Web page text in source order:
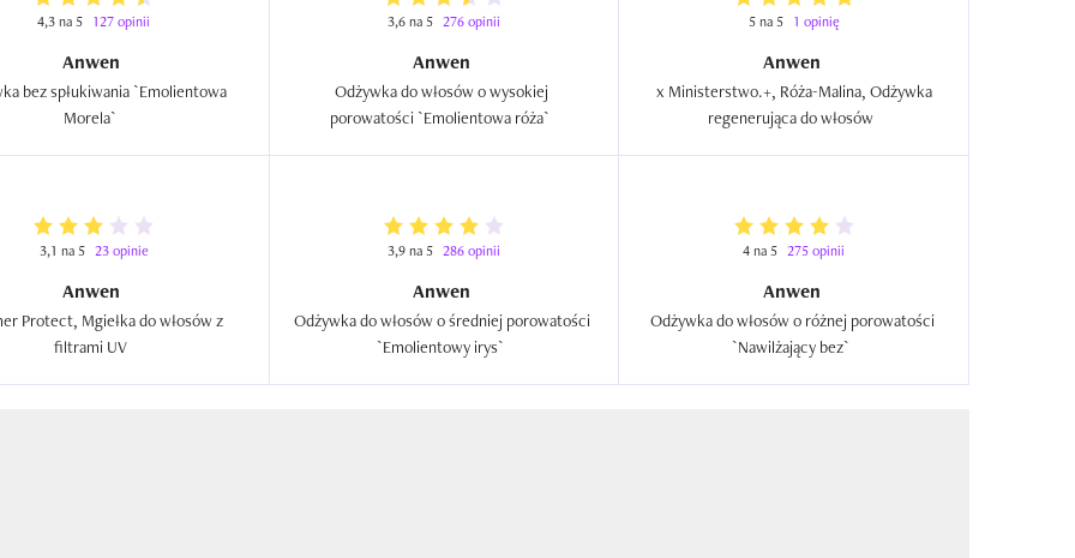
4,3 na 5 127 opinii
Anwen
bez spłukiwania `Emolientowa
3,6 na 5 276 opinii
Anwen
Odżywka do włosów o wysokiej
5 na 5 1 opinię
Anwen
x Ministerstwo.+, Róża-Malina, Odżywka
3,1 na 5 23 opinie
Anwen
Protect, Mgiełka do włosów z
3,9 na 5 286 opinii
Anwen
Odżywka do włosów o średniej porowatości
4 na 5 275 opinii
Anwen
Odżywka do włosów o różnej porowatości